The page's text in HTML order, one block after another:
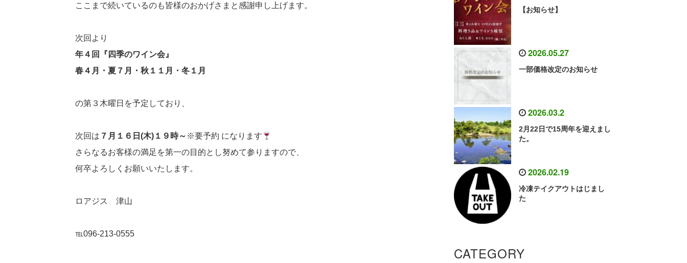
ここまで続いているのも皆様のおかげさまと感謝申し上げます。
次回より
年４回『四季のワイン会』
春４月・夏７月・秋１１月・冬１月
の第３木曜日を予定しており、
次回は ７月１６日(木)１９時～ ※要予約 になります
さらなるお客様の満足を第一の目的とし努めて参りますので、
何卒よろしくお願いいたします。
ロアジス 津山
℡096-213-0555
【お知らせ】
2026.05.27
一部価格改定のお知らせ
2026.03.2
2月22日で15周年を迎えまし
た。
2026.02.19
冷凍テイクアウトはじまし
た
CATEGORY